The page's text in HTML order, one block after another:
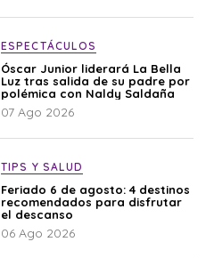
ESPECTÁCULOS
Óscar Junior liderará La Bella
Luz tras salida de su padre por
polémica con Naldy Saldaña
07 Ago 2026
TIPS Y SALUD
Feriado 6 de agosto: 4 destinos
recomendados para disfrutar
el descanso
06 Ago 2026